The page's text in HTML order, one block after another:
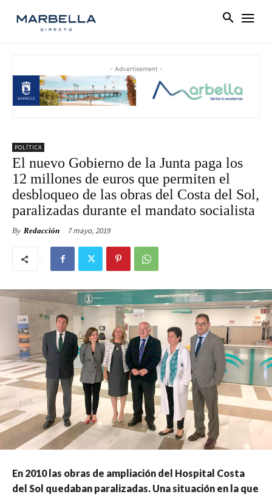
- Advertisement -
POLÍTICA
El nuevo Gobierno de la Junta paga los
12 millones de euros que permiten el
desbloqueo de las obras del Costa del Sol,
paralizadas durante el mandato socialista
By Redacción 7 mayo, 2019
En 2010 las obras de ampliación del Hospital Costa
del Sol quedaban paralizadas. Una situación en la que